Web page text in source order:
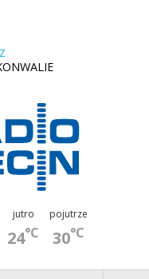
jutro
24°C
pojutrze
30°C